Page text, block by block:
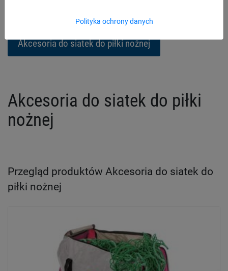
Polityka ochrony danych
Akcesoria do siatek do piłki nożnej
Akcesoria do siatek do piłki
nożnej
Przegląd produktów Akcesoria do siatek do
piłki nożnej